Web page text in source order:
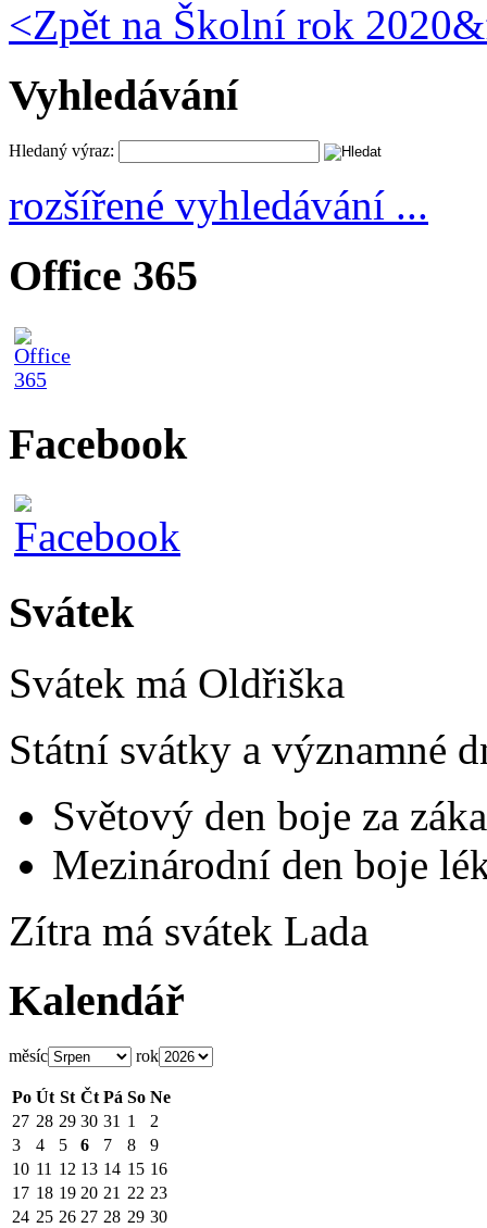
<Zpět na Školní rok
Vyhledávání
Hledaný výraz:
rozšířené vyhledávání ...
Office 365
Facebook
Svátek
Svátek má Oldřiška
Státní svátky a významné
Světový den boje za
Mezinárodní den boje
Zítra má svátek Lada
Kalendář
měsíc rok
Po Út St Čt Pá So Ne
27 28 29 30 31 1
2
3
4 5 6 7 8
9
10 11 12 13 14 15 16
17 18 19 20 21 22 23
24 25 26 27 28 29 30